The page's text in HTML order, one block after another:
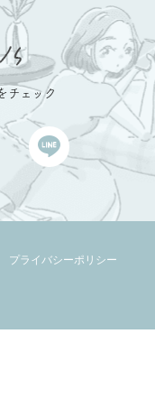
チェック
プライバシーポリシー